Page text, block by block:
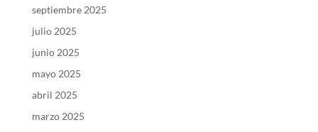
septiembre 2025
julio 2025
junio 2025
mayo 2025
abril 2025
marzo 2025